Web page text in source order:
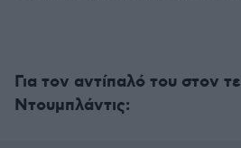
Για τον αντίπαλό του στον
Ντουμπλάντις: